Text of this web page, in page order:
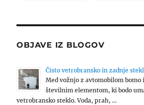
OBJAVE IZ BLOGOV
Čisto vetrobransko in zadnje
Med vožnjo z avtomobilom
številnim elementom, ki bodo
vetrobransko steklo. Voda, prah, …